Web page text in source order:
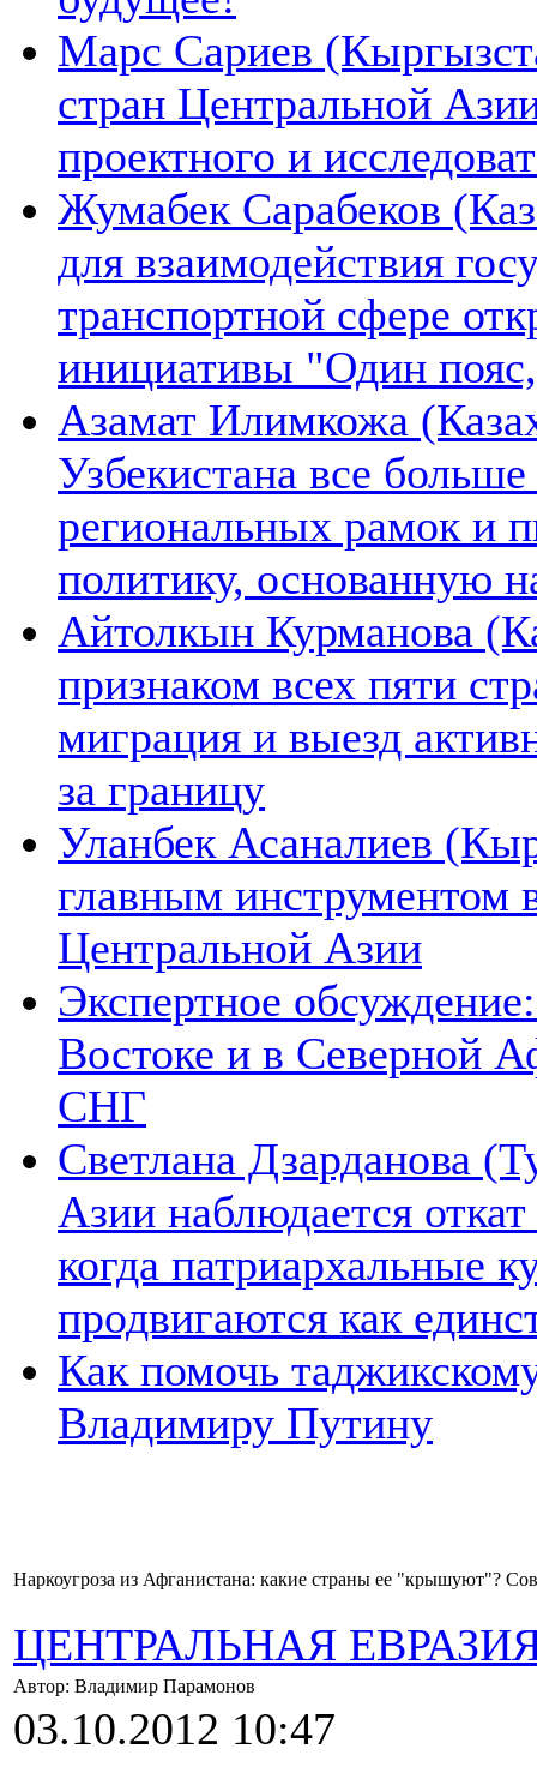
Марс Сариев
стран Центральной
проектного и
Жумабек Сарабеков
для взаимодействия
транспортной сфере
инициативы "Один
Азамат Илимкожа
Узбекистана все
региональных рамок и
политику, основанную
Айтолкын Курманова
признаком всех пяти
миграция и выезд
за границу
Уланбек Асаналиев
главным инструментом
Центральной Азии
Экспертное
Востоке и в Северной
СНГ
Светлана Дзарданова
Азии наблюдается
когда патриархальные
продвигаются как
Как помочь
Владимиру Путину
Наркоугроза из Афганистана: какие страны ее "крышуют"?
ЦЕНТРАЛЬНАЯ
Автор: Владимир Парамонов
03.10.2012 10:47